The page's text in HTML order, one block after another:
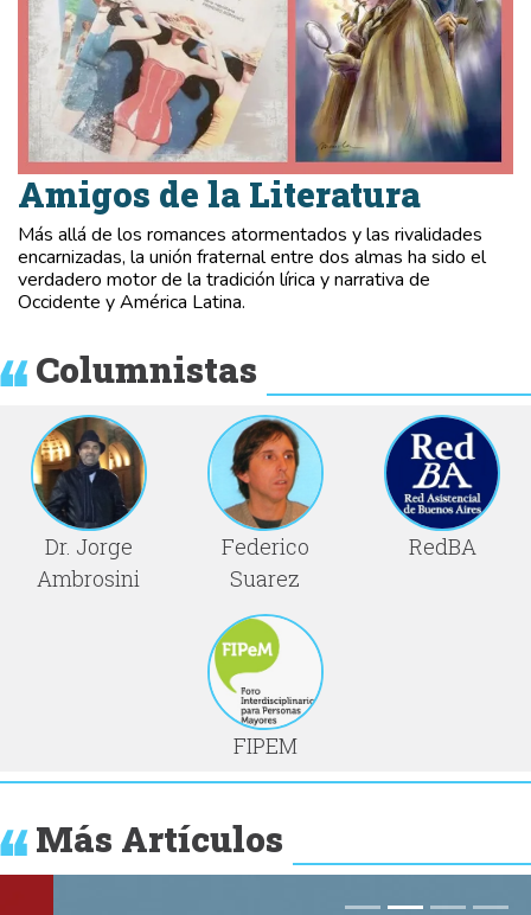
Amigos de la Literatura
Más allá de los romances atormentados y las rivalidades
encarnizadas, la unión fraternal entre dos almas ha sido el
verdadero motor de la tradición lírica y narrativa de
Occidente y América Latina.
Columnistas
Dr. Jorge
Ambrosini
Federico
Suarez
RedBA
FIPEM
Más Artículos